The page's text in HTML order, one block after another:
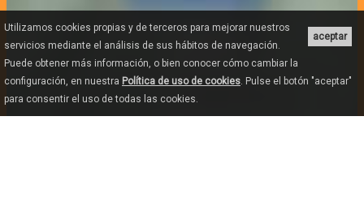
aceptar
Utilizamos cookies propias y de terceros para mejorar nuestros
servicios mediante el análisis de sus hábitos de navegación.
Puede obtener más información, o bien conocer cómo cambiar la
configuración, en nuestra Política de uso de cookies. Pulse el botón "aceptar"
para consentir el uso de todas las cookies.